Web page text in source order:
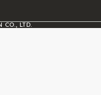
CO., LTD.